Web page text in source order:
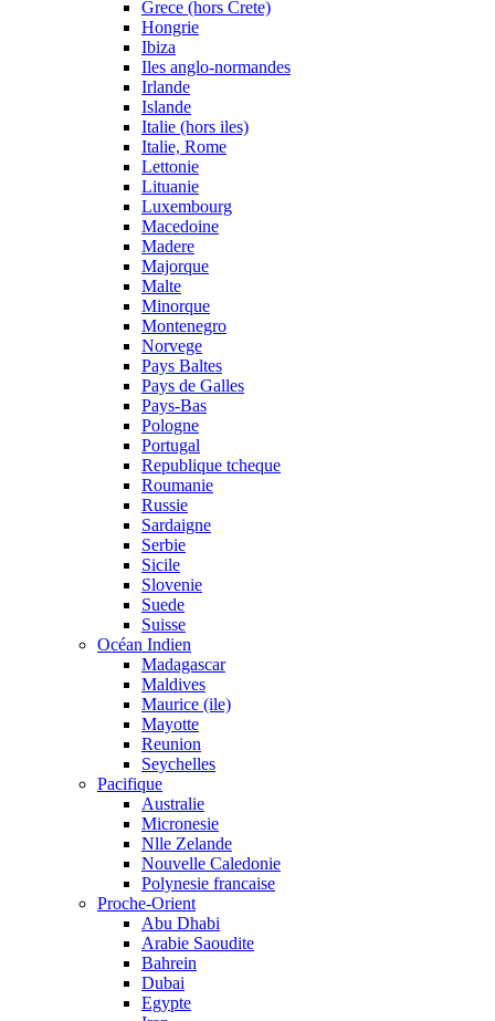
Grece (hors Crete)
Hongrie
Ibiza
Iles anglo-normandes
Irlande
Islande
Italie (hors iles)
Italie, Rome
Lettonie
Lituanie
Luxembourg
Macedoine
Madere
Majorque
Malte
Minorque
Montenegro
Norvege
Pays Baltes
Pays de Galles
Pays-Bas
Pologne
Portugal
Republique tcheque
Roumanie
Russie
Sardaigne
Serbie
Sicile
Slovenie
Suede
Suisse
Océan Indien
Madagascar
Maldives
Maurice (ile)
Mayotte
Reunion
Seychelles
Pacifique
Australie
Micronesie
Nlle Zelande
Nouvelle Caledonie
Polynesie francaise
Proche-Orient
Abu Dhabi
Arabie Saoudite
Bahrein
Dubai
Egypte